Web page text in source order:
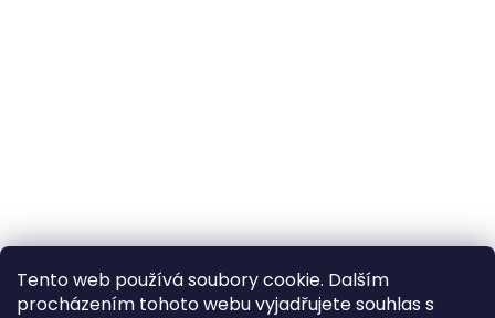
Tento web používá soubory cookie. Dalším
procházením tohoto webu vyjadřujete souhlas s